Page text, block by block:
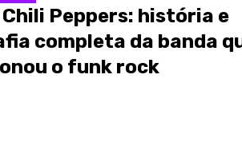
Chili Peppers: história e
completa da banda
o funk rock